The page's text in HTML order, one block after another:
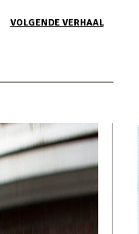
VOLGENDE VERHAAL